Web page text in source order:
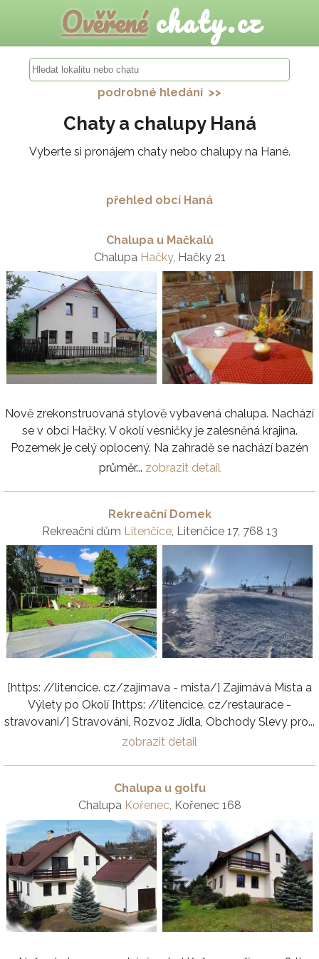
Ověřenéchaty.cz
podrobné hledání >>
Chaty a chalupy Haná
Vyberte si pronájem chaty nebo chalupy na Hané.
přehled obcí Haná
Chalupa u Mačkalů
Chalupa Hačky, Hačky 21
Nově zrekonstruovaná stylově vybavená chalupa. Nachází
se v obci Hačky. V okolí vesničky je zalesněná krajina.
Pozemek je celý oplocený. Na zahradě se nachází bazén
průměr... zobrazit detail
Rekreační Domek
Rekreační dům Litenčice, Litenčice 17, 768 13
[https: //litencice. cz/zajimava - mista/] Zajímává Místa a
Výlety po Okolí [https: //litencice. cz/restaurace -
stravovani/] Stravování, Rozvoz Jídla, Obchody Slevy pro...
zobrazit detail
Chalupa u golfu
Chalupa Kořenec, Kořenec 168